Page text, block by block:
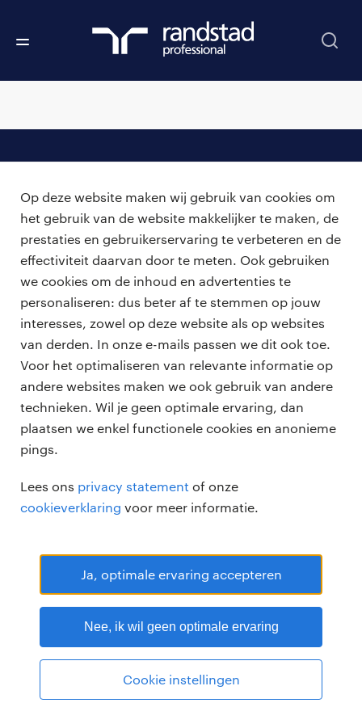
Op deze website maken wij gebruik van cookies om
het gebruik van de website makkelijker te maken, de
prestaties en gebruikerservaring te verbeteren en de
effectiviteit daarvan door te meten. Ook gebruiken
we cookies om de inhoud en advertenties te
personaliseren: dus beter af te stemmen op jouw
interesses, zowel op deze website als op websites
van derden. In onze e-mails passen we dit ook toe.
Voor het optimaliseren van relevante informatie op
andere websites maken we ook gebruik van andere
technieken. Wil je geen optimale ervaring, dan
plaatsen we enkel functionele cookies en anonieme
pings.
Lees ons privacy statement of onze
cookieverklaring voor meer informatie.
Ja, optimale ervaring accepteren
Nee, ik wil geen optimale ervaring
Cookie instellingen
vacatures
zzp-opdrachten
careers for expats
voor opdrachtgevers
algemene voorwaarden
over ons
bmc
onze kantoren
Randstad Professional Google score 4.15 -
RANDSTAD PROFESSIONAL is een geregistreerd handelsmerk van
Randstad N.V.